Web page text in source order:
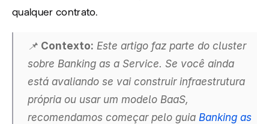
qualquer contrato.
📌 Contexto: Este artigo faz parte do cluster
sobre Banking as a Service. Se você ainda
está avaliando se vai construir infraestrutura
própria ou usar um modelo BaaS,
recomendamos começar pelo guia Banking as